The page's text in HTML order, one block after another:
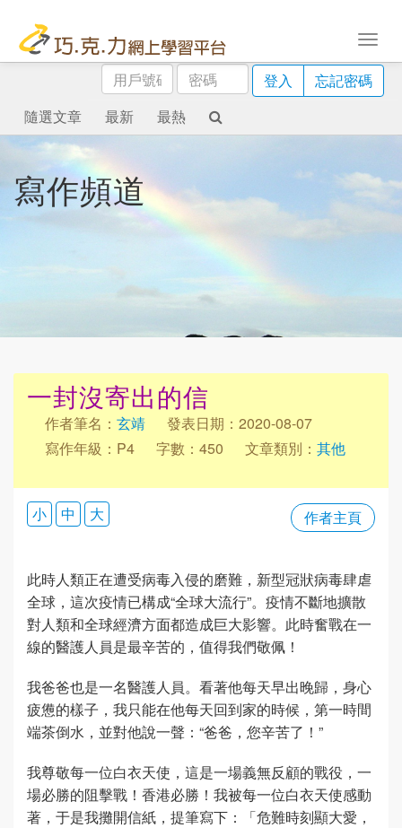
用
戶
號
碼
密
碼
登入
忘記密碼
隨選文章
最新 最熱
寫作頻道
一封沒寄出的信
作者筆名： 玄靖
發表日期：2020-08-07
寫作年級：P4
字數：450 文章類別： 其他
作者主頁
小 中 大
此時人類正在遭受病毒入侵的磨難，新型冠狀病毒肆虐
全球，這次疫情已構成“全球大流行”。疫情不斷地擴散
對人類和全球經濟方面都造成巨大影響。此時奮戰在一
線的醫護人員是最辛苦的，值得我們敬佩！
我爸爸也是一名醫護人員。看著他每天早出晚歸，身心
疲憊的樣子，我只能在他每天回到家的時候，第一時間
端茶倒水，並對他說一聲：“爸爸，您辛苦了！”
我尊敬每一位白衣天使，這是一場義無反顧的戰役，一
場必勝的阻擊戰！香港必勝！我被每一位白衣天使感動
著，于是我攤開信紙，提筆寫下：「危難時刻顯大愛，